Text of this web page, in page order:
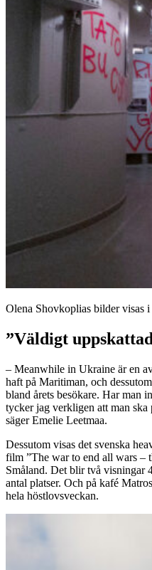
Olena Shovkoplias bilder visas
”Väldigt
– Meanwhile in Ukraine är en
haft på Maritiman, och
bland årets besökare. Har man
tycker jag verkligen att man ska
säger Emelie Leetmaa.
Dessutom visas det svenska
film ”The war to end all wars –
Småland. Det blir två visningar
antal platser. Och på kafé
hela höstlovsveckan.